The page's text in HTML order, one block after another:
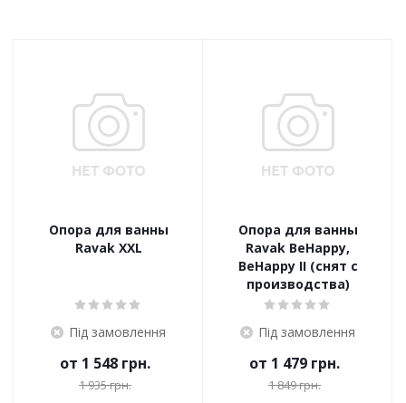
Опора для ванны
Ravak XXL
Під замовлення
от 1 548 грн.
1 935 грн.
Опора для ванны
Ravak BeHappy,
BeHappy ІІ (снят с
производства)
Під замовлення
от 1 479 грн.
1 849 грн.